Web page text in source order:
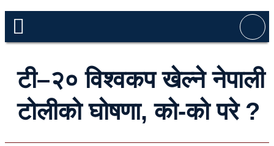
टी–२० विश्वकप खेल्ने नेपाली
टोलीको घोषणा, को-को परे ?